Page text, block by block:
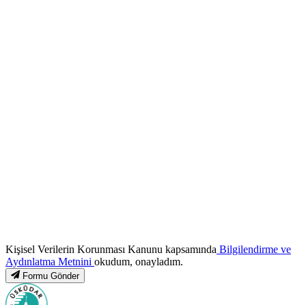
Kişisel Verilerin Korunması Kanunu kapsamında Bilgilendirme ve
Aydınlatma Metnini okudum, onayladım.
Formu Gönder